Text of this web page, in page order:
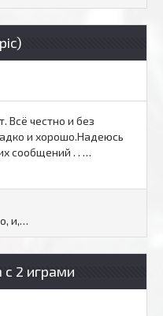
Всё честно и без
и хорошо.Надеюсь
сообщений . . …
и,…
2 играми